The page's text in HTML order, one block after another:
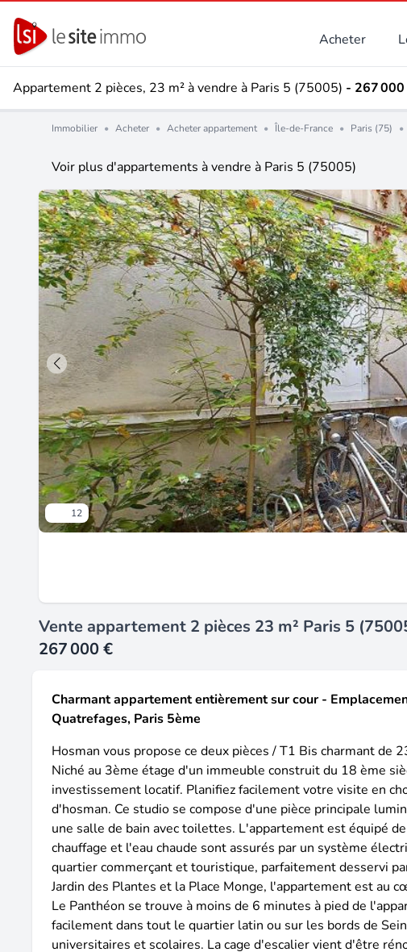
Acheter
Appartement 2 pièces, 23 m² à vendre à Paris 5 (75005) - 267
Immobilier • Acheter • Acheter appartement • Île-de-France • Paris (75) •
Voir plus d'appartements à vendre à Paris 5 (75005)
12
Vente appartement 2 pièces 23 m² Paris 5
267 000 €
Charmant appartement entièrement sur cour -
Quatrefages, Paris 5ème
Hosman vous propose ce deux pièces / T1 Bis charmant de
Niché au 3ème étage d'un immeuble construit du 18 ème
investissement locatif. Planifiez facilement votre visite en
d'hosman. Ce studio se compose d'une pièce principale
une salle de bain avec toilettes. L'appartement est équipé
chauffage et l'eau chaude sont assurés par un système
quartier commerçant et touristique, parfaitement desservi
Jardin des Plantes et la Place Monge, l'appartement est au
Le Panthéon se trouve à moins de 6 minutes à pied de
facilement dans tout le quartier latin ou sur les bords de
universitaires et scolaires. La cage d'escalier vient d'être